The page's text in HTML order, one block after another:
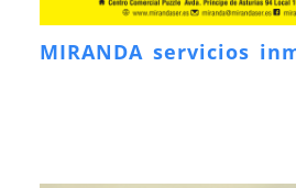
MIRANDA servicios